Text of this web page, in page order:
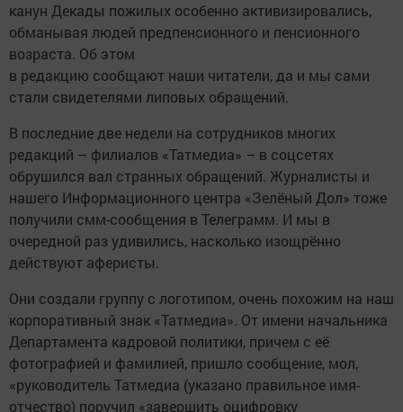
канун Декады пожилых особенно активизировались,
обманывая людей предпенсионного и пенсионного
возраста. Об этом
в редакцию сообщают наши читатели, да и мы сами
стали свидетелями липовых обращений.
В последние две недели на сотрудников многих
редакций – филиалов «Татмедиа» – в соцсетях
обрушился вал странных обращений. Журналисты и
нашего Информационного центра «Зелёный Дол» тоже
получили смм-сообщения в Телеграмм. И мы в
очередной раз удивились, насколько изощрённо
действуют аферисты.
Они создали группу с логотипом, очень похожим на наш
корпоративный знак «Татмедиа». От имени начальника
Департамента кадровой политики, причем с её
фотографией и фамилией, пришло сообщение, мол,
«руководитель Татмедиа (указано правильное имя-
отчество) поручил «завершить оцифровку